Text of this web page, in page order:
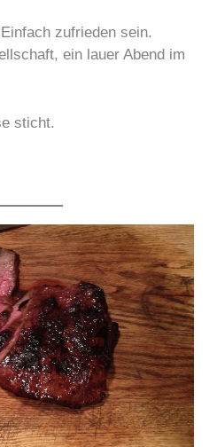
zufrieden sein.
ein lauer Abend im
sticht.